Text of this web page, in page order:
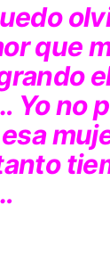
que
Yo no